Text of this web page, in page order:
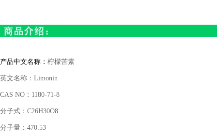
产品中文名称： 柠檬苦素
英文名称： Limonin
CAS NO ： 1180-71-8
分子式： C26H30O8
分子量： 470.53